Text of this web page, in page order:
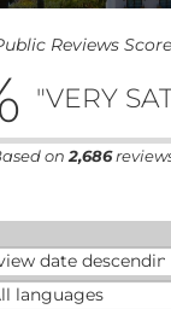
Reviews Score
"VERY
on 2,686